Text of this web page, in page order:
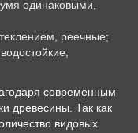
одинаковыми,
реечные;
современным
древесины. Так как
видовых